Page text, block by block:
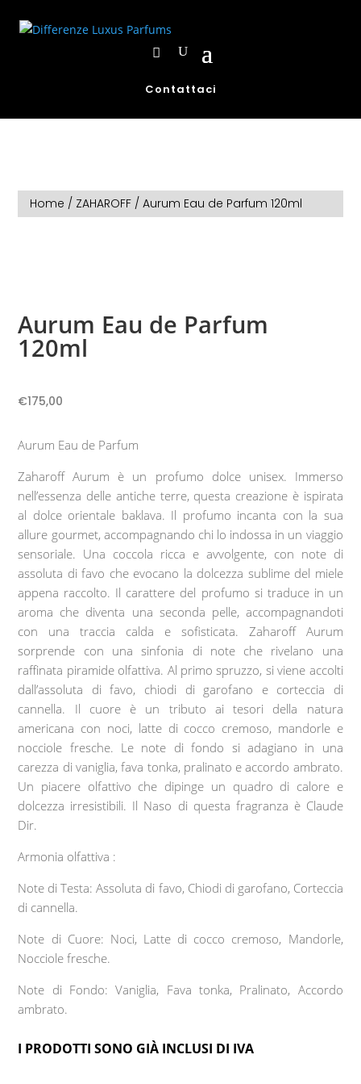
Contattaci
Home / ZAHAROFF / Aurum Eau de Parfum 120ml
Aurum Eau de Parfum
120ml
€175,00
Aurum Eau de Parfum
Zaharoff Aurum è un profumo dolce unisex. Immerso
nell’essenza delle antiche terre, questa creazione è ispirata
al dolce orientale baklava. Il profumo incanta con la sua
allure gourmet, accompagnando chi lo indossa in un viaggio
sensoriale. Una coccola ricca e avvolgente, con note di
assoluta di favo che evocano la dolcezza sublime del miele
appena raccolto. Il carattere del profumo si traduce in un
aroma che diventa una seconda pelle, accompagnandoti
con una traccia calda e sofisticata. Zaharoff Aurum
sorprende con una sinfonia di note che rivelano una
raffinata piramide olfattiva. Al primo spruzzo, si viene accolti
dall’assoluta di favo, chiodi di garofano e corteccia di
cannella. Il cuore è un tributo ai tesori della natura
americana con noci, latte di cocco cremoso, mandorle e
nocciole fresche. Le note di fondo si adagiano in una
carezza di vaniglia, fava tonka, pralinato e accordo ambrato.
Un piacere olfattivo che dipinge un quadro di calore e
dolcezza irresistibili. Il Naso di questa fragranza è Claude
Dir.
Armonia olfattiva :
Note di Testa: Assoluta di favo, Chiodi di garofano, Corteccia
di cannella.
Note di Cuore: Noci, Latte di cocco cremoso, Mandorle,
Nocciole fresche.
Note di Fondo: Vaniglia, Fava tonka, Pralinato, Accordo
ambrato.
I PRODOTTI SONO GIÀ INCLUSI DI IVA